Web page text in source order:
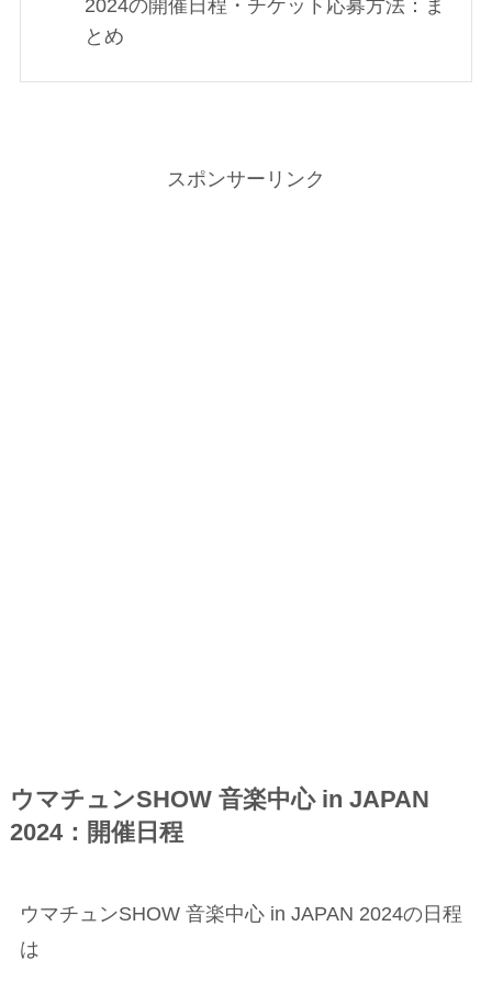
2024の開催日程・チケット応募方法：ま
とめ
スポンサーリンク
ウマチュンSHOW 音楽中心 in JAPAN
2024：開催日程
ウマチュンSHOW 音楽中心 in JAPAN 2024の日程
は